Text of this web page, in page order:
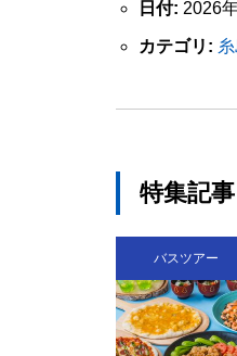
日付: 2026
カテゴリ:
特集記事
バスツアー